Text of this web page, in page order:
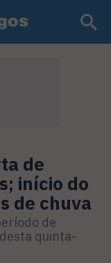
de
início do
de chuva
de
quinta-